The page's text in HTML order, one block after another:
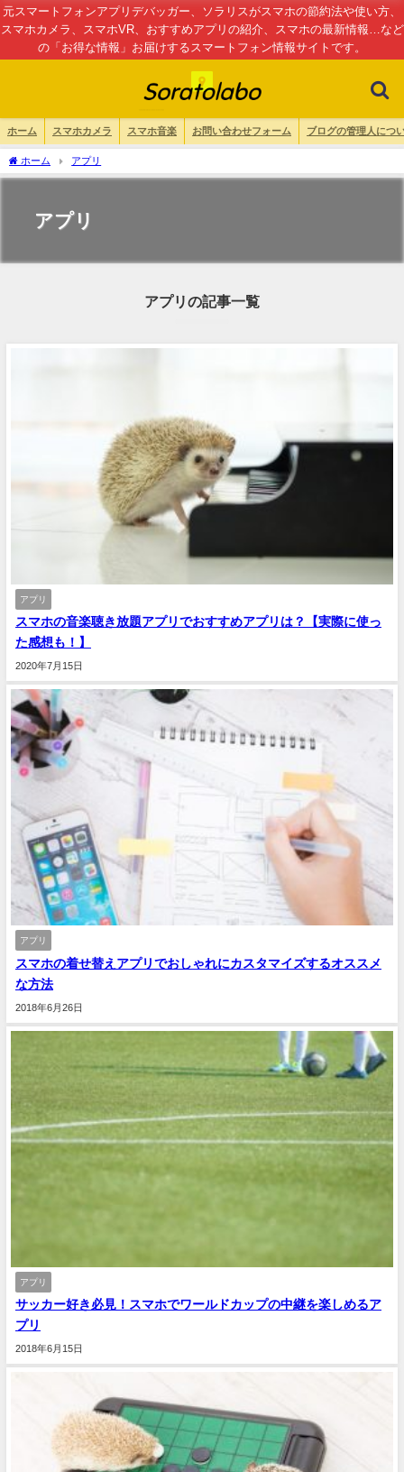
元スマートフォンアプリデバッガー、ソラリスがスマホの節約法や使い方、
スマホカメラ、スマホVR、おすすめアプリの紹介、スマホの最新情報…など
の「お得な情報」お届けするスマートフォン情報サイトです。
ホーム スマホカメラ スマホ音楽 お問い合わせフォーム ブログの管理人につ
ホーム アプリ
アプリ
アプリの記事一覧
アプリ
スマホの音楽聴き放題アプリでおすすめアプリは？【実際に使っ
た感想も！】
2020年7月15日
アプリ
スマホの着せ替えアプリでおしゃれにカスタマイズするオススメ
な方法
2018年6月26日
アプリ
サッカー好き必見！スマホでワールドカップの中継を楽しめるア
プリ
2018年6月15日